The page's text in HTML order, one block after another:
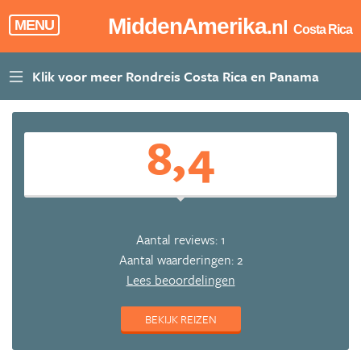
MENU MiddenAmerika.nl Costa Rica
8,4
Aantal reviews: 1
Aantal waarderingen: 2
Lees beoordelingen
BEKIJK REIZEN